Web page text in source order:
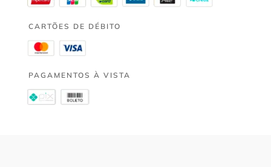
CARTÕES DE DÉBITO
PAGAMENTOS À VISTA